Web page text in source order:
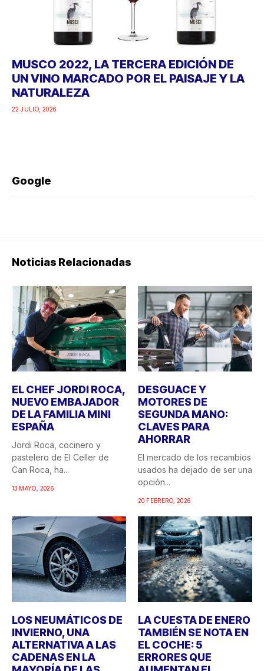
MUSCO 2022, LA TERCERA EDICIÓN DE
UN VINO MARCADO POR EL PAISAJE Y LA
NATURALEZA
22 JULIO, 2026
Google
Noticias Relacionadas
EL CHEF JORDI ROCA,
NUEVO EMBAJADOR
DE LA FAMILIA MINI
ESPAÑA
Jordi Roca, cocinero y
pastelero de El Celler de
Can Roca, ha...
13 MAYO, 2026
DESGUACE Y
MOTORES DE
SEGUNDA MANO:
CLAVES PARA
AHORRAR
El mercado de los recambios
usados ha dejado de ser una
opción...
20 FEBRERO, 2026
LOS NEUMÁTICOS DE
INVIERNO, UNA
ALTERNATIVA A LAS
CADENAS EN LA
LA CUESTA DE ENERO
TAMBIÉN SE NOTA EN
EL COCHE: 5
ERRORES QUE